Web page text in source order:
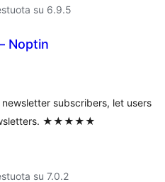
su 6.9.5
Noptin
subscribers, let users
★★★★★
su 7.0.2